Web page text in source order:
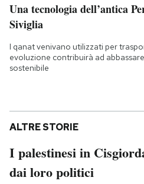
Una tecnologia dell’antica
Siviglia
I qanat venivano utilizzati per
evoluzione contribuirà ad
sostenibile
ALTRE STORIE
I palestinesi in
dai loro politici